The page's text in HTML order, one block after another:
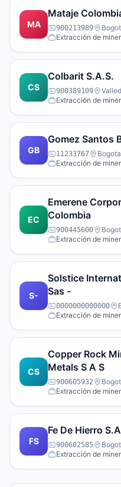
MA
Mataje
900213989
Extracción de
CS
Colbarit S.A.S.
900389109
Extracción de
GB
Gomez Santos
11233767
Bogota
Extracción de
EC
Emerene
Colombia
900445600
Extracción de
S-
Solstice
Sas -
0000000000000
Extracción de
CS
Copper Rock
Metals S A S
900605932
Extracción de
FS
Fe De Hierro
900602585
Extracción de